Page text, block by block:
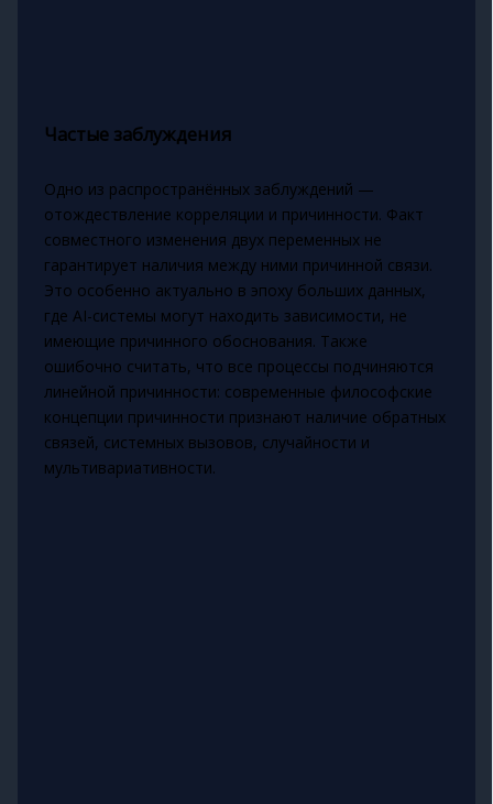
Частые заблуждения
Одно из распространённых заблуждений —
отождествление корреляции и причинности. Факт
совместного изменения двух переменных не
гарантирует наличия между ними причинной связи.
Это особенно актуально в эпоху больших данных,
где AI-системы могут находить зависимости, не
имеющие причинного обоснования. Также
ошибочно считать, что все процессы подчиняются
линейной причинности: современные философские
концепции причинности признают наличие обратных
связей, системных вызовов, случайности и
мультивариативности.